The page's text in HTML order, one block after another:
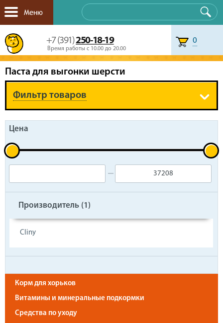
Меню
+7 (391)250-18-19
Время работы с 10.00 до 20.00
0
Паста для выгонки шерсти
Фильтр товаров
Цена
Производитель (1 )
Cliny
Корм для хорьков
Витамины и минеральные подкормки
Средства по уходу